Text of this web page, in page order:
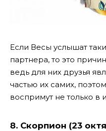
Если Весы услышат
партнера, то это
ведь для них друзья
частью их самих,
воспримут не только в
8. Скорпион (23